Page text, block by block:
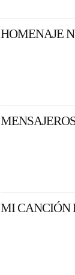
HOMENAJE
MI CANCIÓN